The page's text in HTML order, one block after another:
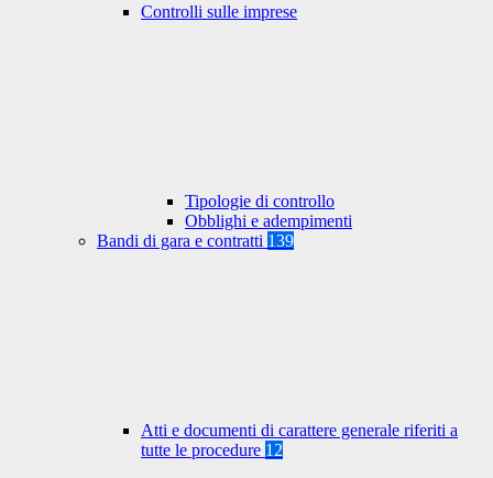
Controlli sulle imprese
Tipologie di controllo
Obblighi e adempimenti
Bandi di gara e contratti 139
Atti e documenti di carattere generale riferiti a
tutte le procedure 12